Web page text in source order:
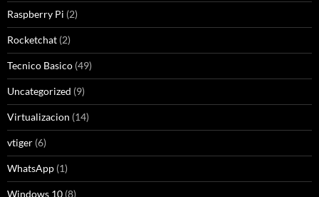
Raspberry Pi (2)
Rocketchat (2)
Tecnico Basico (49)
Uncategorized (9)
Virtualizacion (14)
vtiger (6)
WhatsApp (1)
Windows 10 (8)